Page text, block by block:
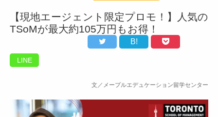
【現地エージェント限定プロモ！】人気の
TSoMが最大約105万円もお得！
B!
LINE
文／メープルエデュケーション留学センター